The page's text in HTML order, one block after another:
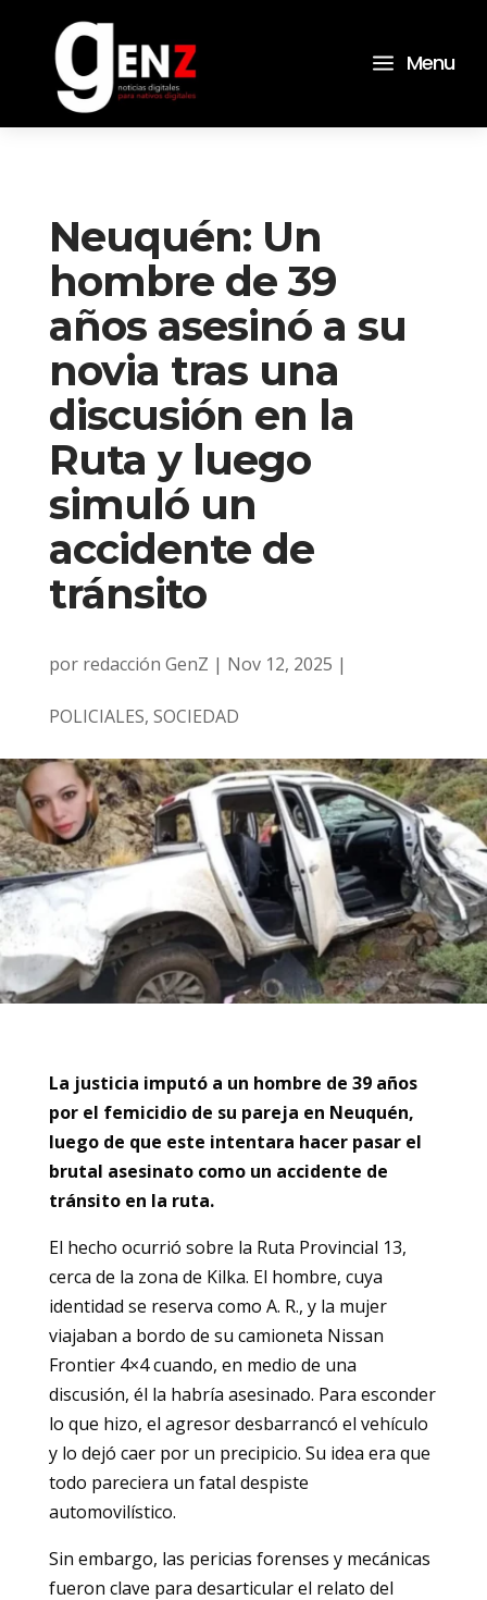
a Menu
Neuquén: Un
hombre de 39
años asesinó a su
novia tras una
discusión en la
Ruta y luego
simuló un
accidente de
tránsito
por redacción GenZ | Nov 12, 2025 |
POLICIALES, SOCIEDAD
La justicia imputó a un hombre de 39 años
por el femicidio de su pareja en Neuquén,
luego de que este intentara hacer pasar el
brutal asesinato como un accidente de
tránsito en la ruta.
El hecho ocurrió sobre la Ruta Provincial 13,
cerca de la zona de Kilka. El hombre, cuya
identidad se reserva como A. R., y la mujer
viajaban a bordo de su camioneta Nissan
Frontier 4×4 cuando, en medio de una
discusión, él la habría asesinado. Para esconder
lo que hizo, el agresor desbarrancó el vehículo
y lo dejó caer por un precipicio. Su idea era que
todo pareciera un fatal despiste
automovilístico.
Sin embargo, las pericias forenses y mecánicas
fueron clave para desarticular el relato del